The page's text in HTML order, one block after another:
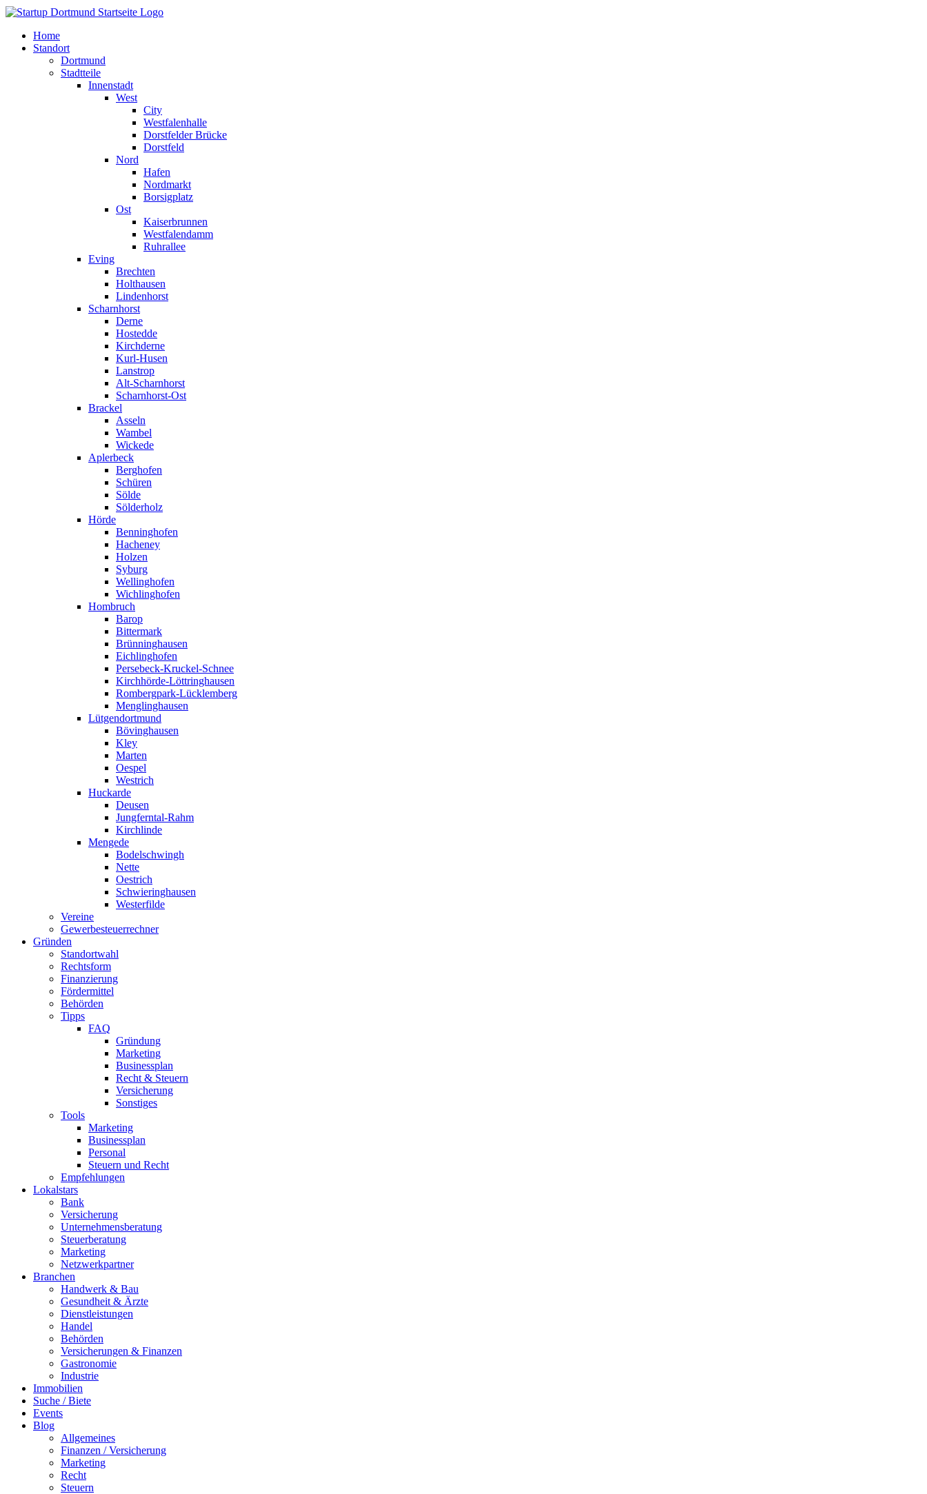
Home
Standort
Dortmund
Stadtteile
Innenstadt
West
City
Westfalenhalle
Dorstfelder Brücke
Dorstfeld
Nord
Hafen
Nordmarkt
Borsigplatz
Ost
Kaiserbrunnen
Westfalendamm
Ruhrallee
Eving
Brechten
Holthausen
Lindenhorst
Scharnhorst
Derne
Hostedde
Kirchderne
Kurl-Husen
Lanstrop
Alt-Scharnhorst
Scharnhorst-Ost
Brackel
Asseln
Wambel
Wickede
Aplerbeck
Berghofen
Schüren
Sölde
Sölderholz
Hörde
Benninghofen
Hacheney
Holzen
Syburg
Wellinghofen
Wichlinghofen
Hombruch
Barop
Bittermark
Brünninghausen
Eichlinghofen
Persebeck-Kruckel-Schnee
Kirchhörde-Löttringhausen
Rombergpark-Lücklemberg
Menglinghausen
Lütgendortmund
Bövinghausen
Kley
Marten
Oespel
Westrich
Huckarde
Deusen
Jungferntal-Rahm
Kirchlinde
Mengede
Bodelschwingh
Nette
Oestrich
Schwieringhausen
Westerfilde
Vereine
Gewerbesteuerrechner
Gründen
Standortwahl
Rechtsform
Finanzierung
Fördermittel
Behörden
Tipps
FAQ
Gründung
Marketing
Businessplan
Recht & Steuern
Versicherung
Sonstiges
Tools
Marketing
Businessplan​
Personal
Steuern und Recht
Empfehlungen
Lokalstars
Bank
Versicherung
Unternehmensberatung
Steuerberatung
Marketing
Netzwerkpartner
Branchen
Handwerk & Bau
Gesundheit & Ärzte
Dienstleistungen
Handel
Behörden
Versicherungen & Finanzen
Gastronomie
Industrie
Immobilien
Suche / Biete
Events
Blog
Allgemeines
Finanzen / Versicherung
Marketing
Recht
Steuern